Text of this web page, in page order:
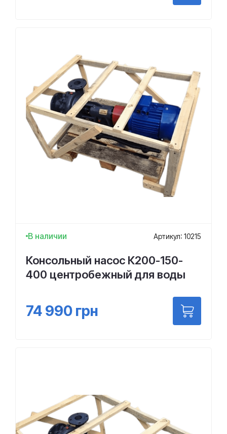
В наличии Артикул: 10215
Консольный насос К200-150-
400 центробежный для воды
74 990 грн